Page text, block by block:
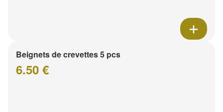
Beignets de crevettes 5 pcs
6.50 €